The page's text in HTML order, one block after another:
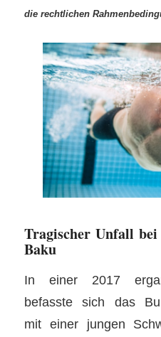
die rechtlichen
Tragischer Unfall
Baku
In einer 2017
befasste sich das
mit einer jungen